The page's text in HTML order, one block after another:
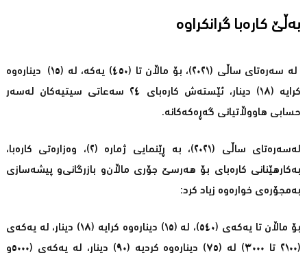
بەڵێ کارەبا گرانکراوە
لە سەرەتای‌ ساڵی‌ (٢٠٢١)، بۆ ماڵان تا (٤٥٠) یەکە، لە (١٥) دینارەوە
کرایە (١٨) دینار، ئێستەش کارەبای‌ ٢٤ سەعاتی‌ سیتیەکان لەسەر
حسابی‌ هاووڵاتیانی‌ گەڕەکەکانە.
لەسەرەتای‌ ساڵی‌ (٢٠٢١)، بە ڕێنمایی ژمارە (٢)، وەزارەتی‌ کارەبا،
بەکارهێنانی‌ کارەبای‌ بۆ هەرسێ جۆری‌ ماڵان‌و بازرگانی‌‌و پیشەسازی‌
بەمجۆرەی‌ خوارەوە زیاد کرد:
بۆ ماڵان تا یەکەی‌ (٥٤٠)، لە (١٥) دینارەوە کرایە (١٨) دینار، لە یەکەی‌
(٢١٠٠ تا ٣٠٠٠) لە (٧٥) دینارەوە کردیە (٩٠) دینار، لە یەکەی‌ (٥٠٠٠و